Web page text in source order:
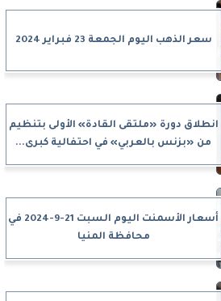
سعر الذهب اليوم الجمعة 23 فبراير 2024
انطلاق دورة «ملتقى القادة» الأولى بتنظيم
من «بزنس بالعربي» في احتفالية كبرى...
أسعار الأسمنت اليوم السبت 21-9-2024 في
محافظة المنيا